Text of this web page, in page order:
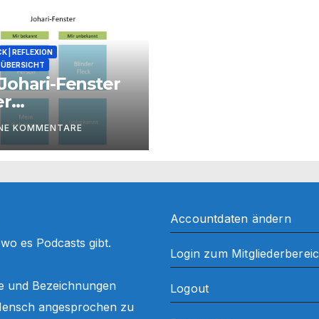
| REFLEXION
Fenster
KOMMENTARE
es Podcasts gibt.
und Bezeichnungen
angesprochen zu
Accountdaten ändern
Login zum
Logout